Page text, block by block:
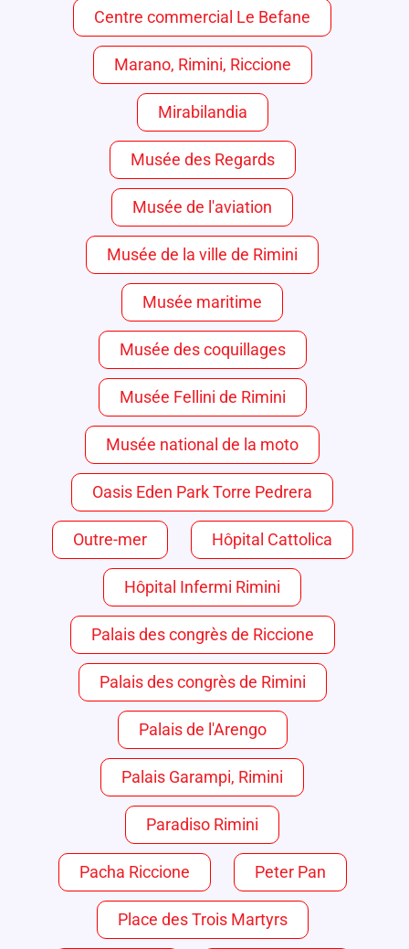
Centre commercial Le Befane
Marano, Rimini, Riccione
Mirabilandia
Musée des Regards
Musée de l'aviation
Musée de la ville de Rimini
Musée maritime
Musée des coquillages
Musée Fellini de Rimini
Musée national de la moto
Oasis Eden Park Torre Pedrera
Outre-mer Hôpital Cattolica
Hôpital Infermi Rimini
Palais des congrès de Riccione
Palais des congrès de Rimini
Palais de l'Arengo
Palais Garampi, Rimini
Paradiso Rimini
Pacha Riccione Peter Pan
Place des Trois Martyrs